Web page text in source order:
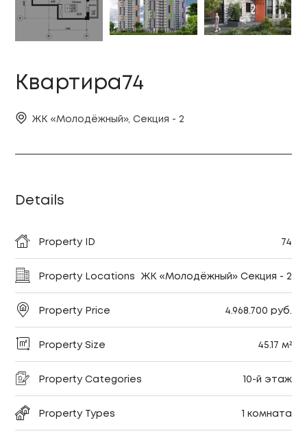
Квартира74
ЖК «Молодёжный», Секция - 2
Details
Property ID 74
Property Locations ЖК «Молодёжный» Секция - 2
Property Price 4.968.700 руб.
Property Size 45.17 м²
Property Categories 10-й этаж
Property Types 1 комната